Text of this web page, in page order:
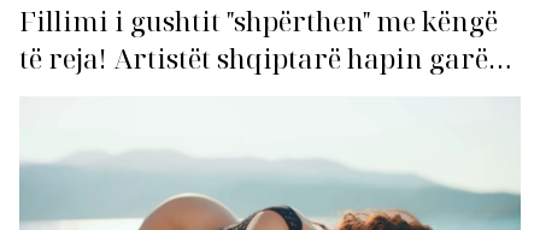
Fillimi i gushtit "shpërthen" me këngë
të reja! Artistët shqiptarë hapin garën